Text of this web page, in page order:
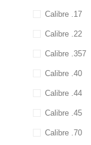
Calibre .17
Calibre .22
Calibre .357
Calibre .40
Calibre .44
Calibre .45
Calibre .70